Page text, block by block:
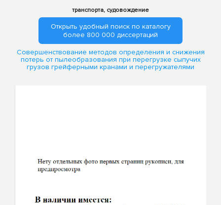
транспорта, судовождение
Открыть удобный поиск по каталогу
более 800 000 диссертаций
Совершенствование методов определения и снижения
потерь от пылеобразования при перегрузке сыпучих
грузов грейферными кранами и перегружателями